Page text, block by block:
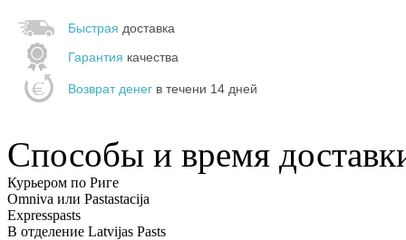
Быстрая доставка
Гарантия качества
Возврат денег в течени 14 дней
Способы и время
Курьером по Риге
Omniva или Pastastacija
Expresspasts
В отделение Latvijas Pasts